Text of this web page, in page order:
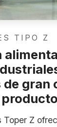
TIPO Z
de gran
Toper Z